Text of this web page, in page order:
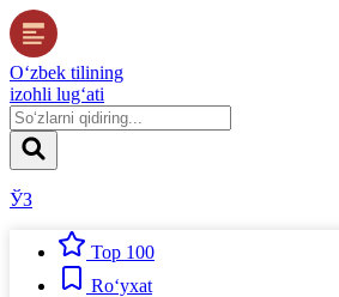
O‘zbek tilining
izohli lug‘ati
ЎЗ
Top 100
Ro‘yxat